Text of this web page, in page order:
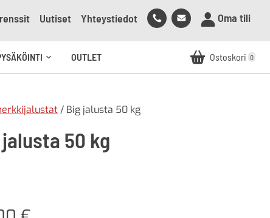
Uutiset Yhteystiedot
Soita
meille
Lähetä
meille
Oma tili
OUTLET Ostoskori 0
/ Big jalusta 50 kg
50 kg